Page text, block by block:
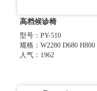
高档候诊椅
型号：PY-510
规格：W2280 D680 H800
人气：1962